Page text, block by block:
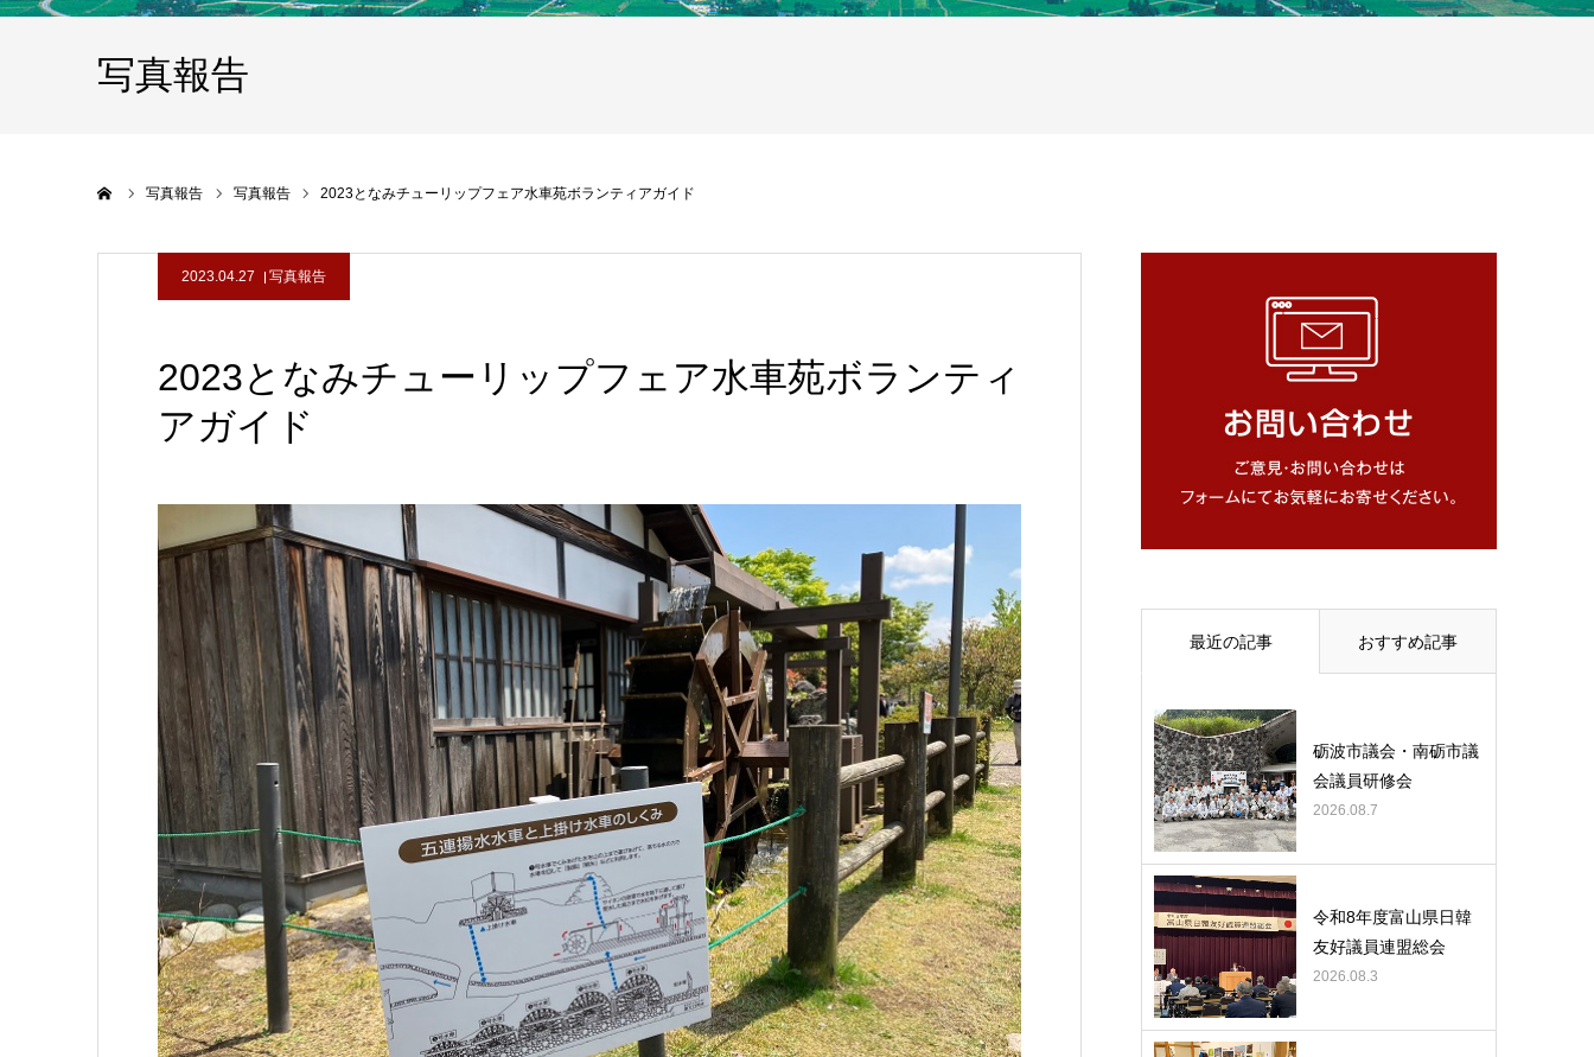
写真報告
写真報告 写真報告 2023となみチューリップフェア水車苑ボランティアガイド
2023.04.27 写真報告
2023となみチューリップフェア水車苑ボランティ
アガイド
最近の記事 おすすめ記事
砺波市議会・南砺市議
会議員研修会
2026.08.7
令和8年度富山県日韓
友好議員連盟総会
2026.08.3